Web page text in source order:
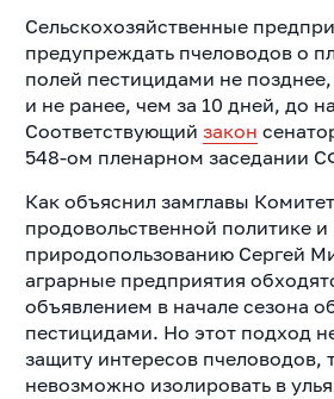
Сельскохозяйственные
предупреждать пчеловодов о
полей пестицидами не
и не ранее, чем за 10 дней, до
Соответствующий закон
548-ом пленарном заседании
Как объяснил замглавы
продовольственной политике и
природопользованию Сергей
аграрные предприятия
объявлением в начале сезона
пестицидами. Но этот подход
защиту интересов пчеловодов,
невозможно изолировать в